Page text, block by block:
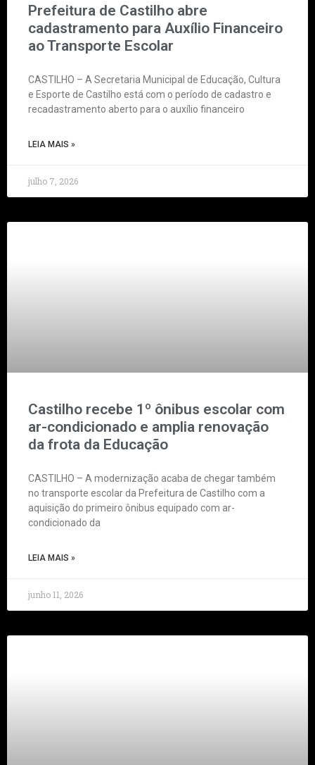
Prefeitura de Castilho abre
cadastramento para Auxílio Financeiro
ao Transporte Escolar
CASTILHO – A Secretaria Municipal de Educação, Cultura
e Esporte de Castilho está com o período de cadastro e
recadastramento aberto para o auxílio financeiro
LEIA MAIS »
julho 7, 2026
Castilho recebe 1º ônibus escolar com
ar-condicionado e amplia renovação
da frota da Educação
CASTILHO – A modernização acaba de chegar também
no transporte escolar da Prefeitura de Castilho com a
aquisição do primeiro ônibus equipado com ar-
condicionado da
LEIA MAIS »
junho 11, 2026